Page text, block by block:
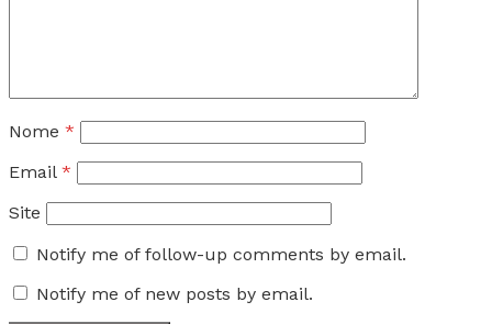
Nome *
Email *
Site
Notify me of follow-up comments by email.
Notify me of new posts by email.